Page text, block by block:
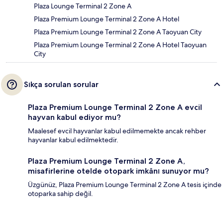
Plaza Lounge Terminal 2 Zone A
Plaza Premium Lounge Terminal 2 Zone A Hotel
Plaza Premium Lounge Terminal 2 Zone A Taoyuan City
Plaza Premium Lounge Terminal 2 Zone A Hotel Taoyuan
City
Sıkça sorulan sorular
Plaza Premium Lounge Terminal 2 Zone A evcil
hayvan kabul ediyor mu?
Maalesef evcil hayvanlar kabul edilmemekte ancak rehber
hayvanlar kabul edilmektedir.
Plaza Premium Lounge Terminal 2 Zone A,
misafirlerine otelde otopark imkânı sunuyor mu?
Üzgünüz, Plaza Premium Lounge Terminal 2 Zone A tesis içinde
otoparka sahip değil.